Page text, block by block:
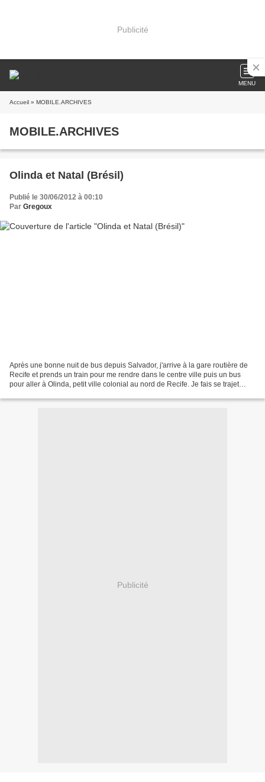
Publicité
MENU
Accueil » MOBILE.ARCHIVES
MOBILE.ARCHIVES
Olinda et Natal (Brésil)
Publié le 30/06/2012 à 00:10
Par Gregoux
Après une bonne nuit de bus depuis Salvador, j'arrive à la gare routière de
Recife et prends un train pour me rendre dans le centre ville puis un bus
pour aller à Olinda, petit ville colonial au nord de Recife. Je fais se trajet
Publicité